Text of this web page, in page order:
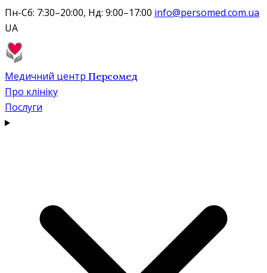
Пн-Сб: 7:30–20:00, Нд: 9:00–17:00 info@persomed.com.ua
UA
Медичний центр Персомед
Про клініку
Послуги